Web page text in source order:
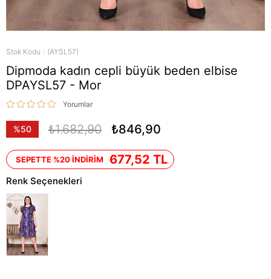
Stok Kodu (AYSL57)
Dipmoda kadın cepli büyük beden elbise
DPAYSL57 - Mor
Yorumlar
%50
₺1.682,90 ₺846,90
SEPETTE %20 İNDİRİM 677,52 TL
Renk Seçenekleri